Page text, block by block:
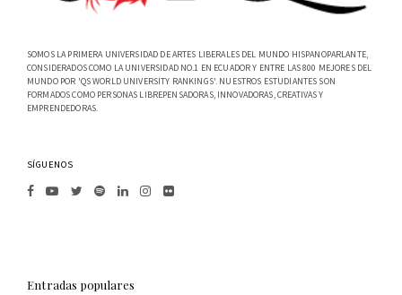
SOMOS LA PRIMERA UNIVERSIDAD DE ARTES LIBERALES DEL MUNDO HISPANOPARLANTE,
CONSIDERADOS COMO LA UNIVERSIDAD NO.1 EN ECUADOR Y ENTRE LAS 800 MEJORES DEL
MUNDO POR 'QS WORLD UNIVERSITY RANKINGS'. NUESTROS ESTUDIANTES SON
FORMADOS COMO PERSONAS LIBREPENSADORAS, INNOVADORAS, CREATIVAS Y
EMPRENDEDORAS.
SÍGUENOS
Entradas populares